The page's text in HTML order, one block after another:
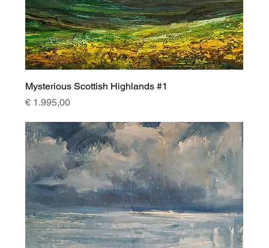
Mysterious Scottish Highlands #1
Prijs
€ 1.995,00